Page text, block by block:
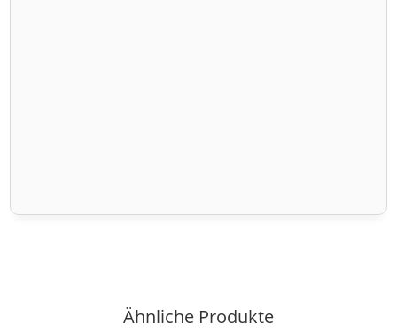
Ähnliche Produkte